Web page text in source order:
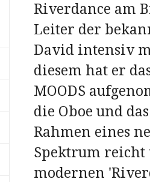
Riverdance am
Leiter der
David intensiv
diesem hat er
MOODS
die Oboe und
Rahmen eines
Spektrum
modernen